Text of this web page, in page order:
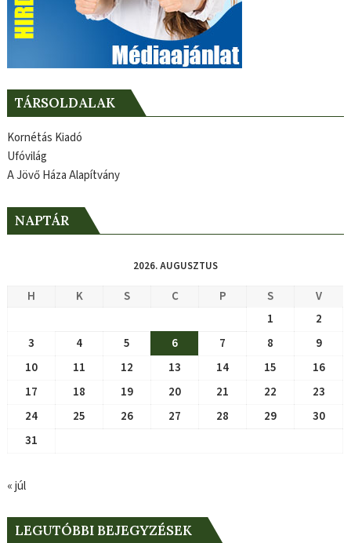
TÁRSOLDALAK
Kornétás Kiadó
Ufóvilág
A Jövő Háza Alapítvány
NAPTÁR
2026. AUGUSZTUS
H K S C P S
V
1
2
3
4 5 6 7 8
9
10
11 12 13 14 15
16
17
18 19 20 21 22
23
24
25 26 27 28 29
30
31
« júl
LEGUTÓBBI BEJEGYZÉSEK